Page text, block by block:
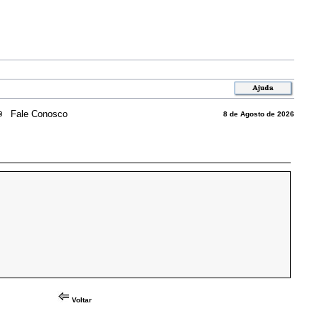
Fale Conosco 8 de Agosto de 2026
Voltar